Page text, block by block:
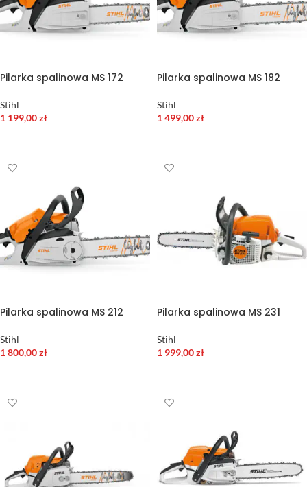
Pilarka spalinowa MS 172
Stihl
1 199,00zł
Pilarka spalinowa MS 182
Stihl
1 499,00zł
Pilarka spalinowa MS 212
Stihl
1 800,00zł
Pilarka spalinowa MS 231
Stihl
1 999,00zł